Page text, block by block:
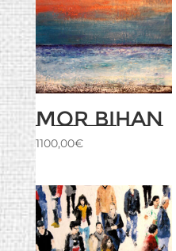
Mor Bihan
1100,00€